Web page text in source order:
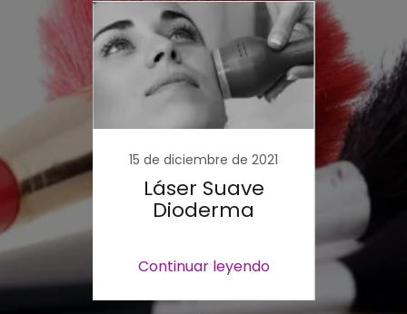
15 de diciembre de 2021
Láser Suave
Dioderma
Continuar leyendo